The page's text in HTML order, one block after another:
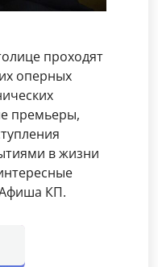
проходят
оперных
премьеры,
в жизни
КП.